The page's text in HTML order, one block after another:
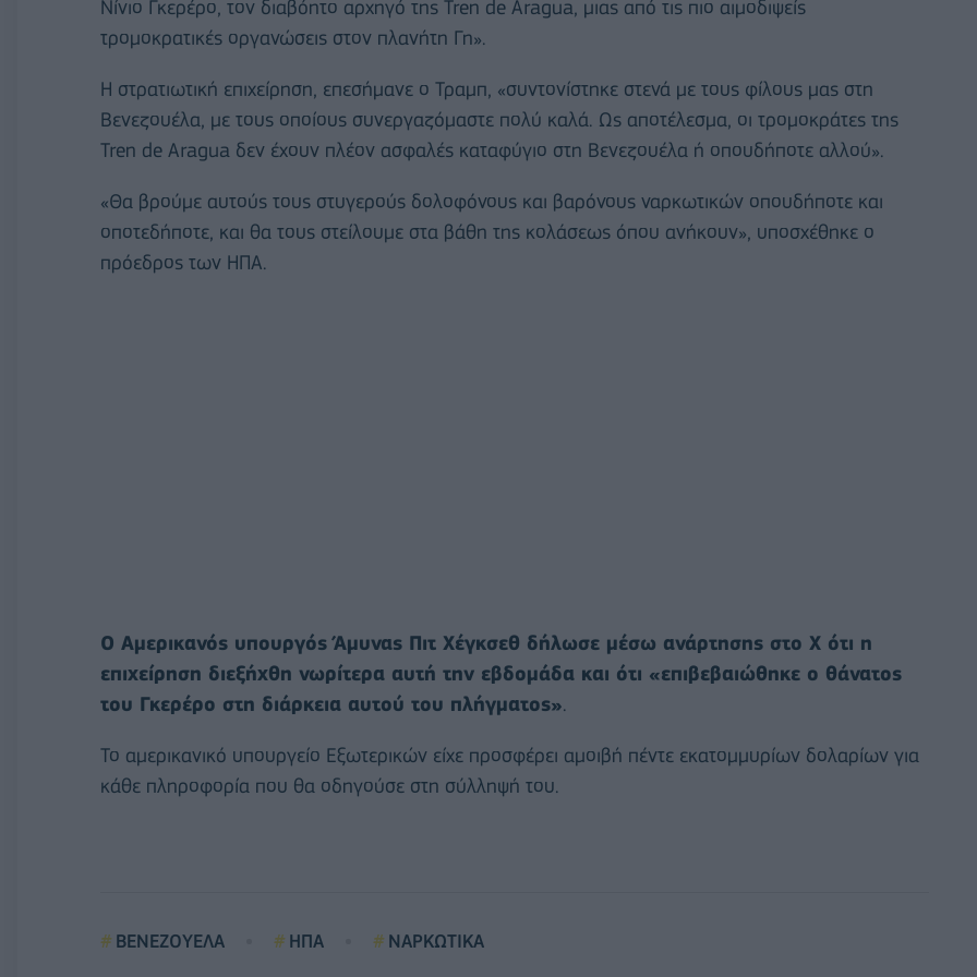
Νίνιο Γκερέρο, τον διαβόητο αρχηγό της Tren de Aragua, μιας από τις πιο αιμοδιψείς
τρομοκρατικές οργανώσεις στον πλανήτη Γη».
Η στρατιωτική επιχείρηση, επεσήμανε ο Τραμπ, «συντονίστηκε στενά με τους φίλους μας στη
Βενεζουέλα, με τους οποίους συνεργαζόμαστε πολύ καλά. Ως αποτέλεσμα, οι τρομοκράτες της
Tren de Aragua δεν έχουν πλέον ασφαλές καταφύγιο στη Βενεζουέλα ή οπουδήποτε αλλού».
«Θα βρούμε αυτούς τους στυγερούς δολοφόνους και βαρόνους ναρκωτικών οπουδήποτε και
οποτεδήποτε, και θα τους στείλουμε στα βάθη της κολάσεως όπου ανήκουν», υποσχέθηκε ο
πρόεδρος των ΗΠΑ.
Ο Αμερικανός υπουργός Άμυνας Πιτ Χέγκσεθ δήλωσε μέσω ανάρτησης στο Χ ότι η
επιχείρηση διεξήχθη νωρίτερα αυτή την εβδομάδα και ότι «επιβεβαιώθηκε ο θάνατος
του Γκερέρο στη διάρκεια αυτού του πλήγματος».
Το αμερικανικό υπουργείο Εξωτερικών είχε προσφέρει αμοιβή πέντε εκατομμυρίων δολαρίων για
κάθε πληροφορία που θα οδηγούσε στη σύλληψή του.
ΒΕΝΕΖΟΥΕΛΑ ΗΠΑ ΝΑΡΚΩΤΙΚΑ